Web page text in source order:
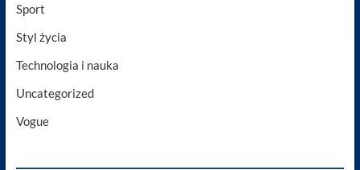
Sport
Styl życia
Technologia i nauka
Uncategorized
Vogue